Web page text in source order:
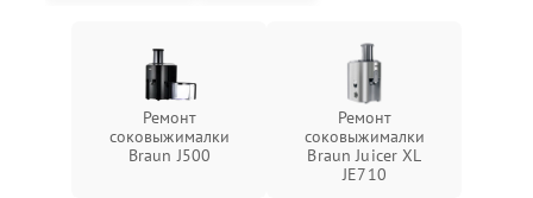
Ремонт
соковыжималки
Braun J500
Ремонт
соковыжималки
Braun Juicer XL
JE710